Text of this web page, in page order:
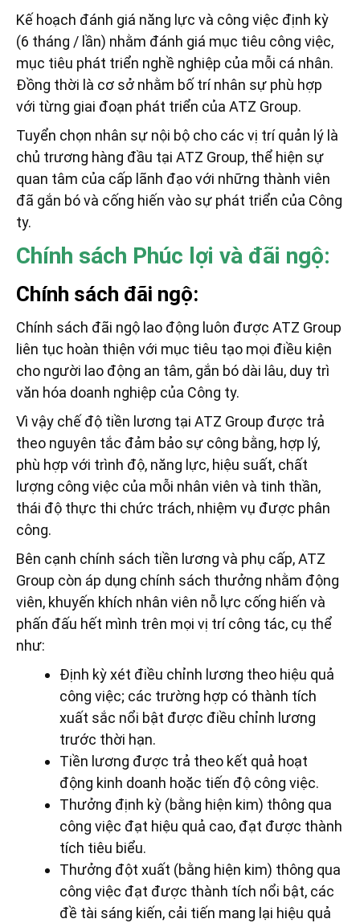
Kế hoạch đánh giá năng lực và công việc định kỳ
(6 tháng / lần) nhằm đánh giá mục tiêu công việc,
mục tiêu phát triển nghề nghiệp của mỗi cá nhân.
Đồng thời là cơ sở nhằm bố trí nhân sự phù hợp
với từng giai đoạn phát triển của ATZ Group.
Tuyển chọn nhân sự nội bộ cho các vị trí quản lý là
chủ trương hàng đầu tại ATZ Group, thể hiện sự
quan tâm của cấp lãnh đạo với những thành viên
đã gắn bó và cống hiến vào sự phát triển của Công
ty.
Chính sách Phúc lợi và đãi ngộ:
Chính sách đãi ngộ:
Chính sách đãi ngộ lao động luôn được ATZ Group
liên tục hoàn thiện với mục tiêu tạo mọi điều kiện
cho người lao động an tâm, gắn bó dài lâu, duy trì
văn hóa doanh nghiệp của Công ty.
Vì vậy chế độ tiền lương tại ATZ Group được trả
theo nguyên tắc đảm bảo sự công bằng, hợp lý,
phù hợp với trình độ, năng lực, hiệu suất, chất
lượng công việc của mỗi nhân viên và tinh thần,
thái độ thực thi chức trách, nhiệm vụ được phân
công.
Bên cạnh chính sách tiền lương và phụ cấp, ATZ
Group còn áp dụng chính sách thưởng nhằm động
viên, khuyến khích nhân viên nỗ lực cống hiến và
phấn đấu hết mình trên mọi vị trí công tác, cụ thể
như:
Định kỳ xét điều chỉnh lương theo hiệu quả
công việc; các trường hợp có thành tích
xuất sắc nổi bật được điều chỉnh lương
trước thời hạn.
Tiền lương được trả theo kết quả hoạt
động kinh doanh hoặc tiến độ công việc.
Thưởng định kỳ (bằng hiện kim) thông qua
công việc đạt hiệu quả cao, đạt được thành
tích tiêu biểu.
Thưởng đột xuất (bằng hiện kim) thông qua
công việc đạt được thành tích nổi bật, các
đề tài sáng kiến, cải tiến mang lại hiệu quả